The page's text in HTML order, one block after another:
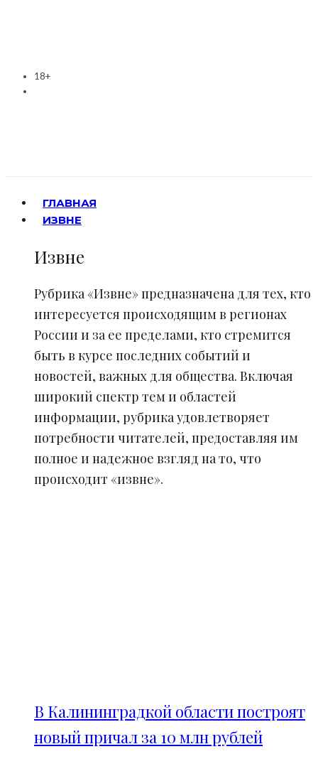
18+
ГЛАВНАЯ
ИЗВНЕ
Извне
Рубрика «Извне» предназначена для тех, кто
интересуется происходящим в регионах
России и за ее пределами, кто стремится
быть в курсе последних событий и
новостей, важных для общества. Включая
широкий спектр тем и областей
информации, рубрика удовлетворяет
потребности читателей, предоставляя им
полное и надежное взгляд на то, что
происходит «извне».
В Калининградкой области построят
новый причал за 10 млн рублей